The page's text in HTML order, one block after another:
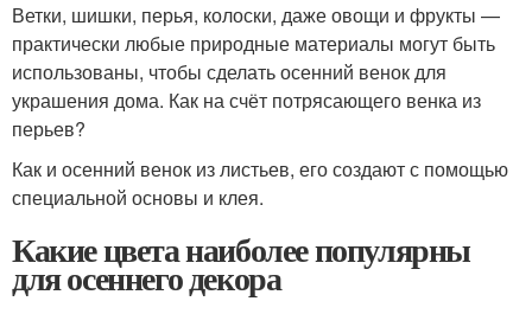
Ветки, шишки, перья, колоски, даже овощи и фрукты —
практически любые природные материалы могут быть
использованы, чтобы сделать осенний венок для
украшения дома. Как на счёт потрясающего венка из
перьев?
Как и осенний венок из листьев, его создают с помощью
специальной основы и клея.
Какие цвета наиболее популярны
для осеннего декора